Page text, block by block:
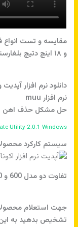
و ۱۸ اینچ دتیچ بلغارستان
دانلود نرم افزار آپدیت
نرم افزار muu
حل مشکل حذف اهن
Utility 2.0.1 Windows
سیستم کارکرد
‌تفاوت دو مدل 600 و 800 فلزیاب اکویناکس
جهت استعلام
تشخیص بدهید به